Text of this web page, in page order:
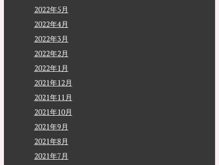
2022年5月
2022年4月
2022年3月
2022年2月
2022年1月
2021年12月
2021年11月
2021年10月
2021年9月
2021年8月
2021年7月